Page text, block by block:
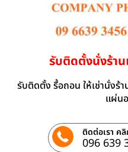
รับติดตั้งนั่งร้า
รับติดตั้ง รื้อถอน ให้เช่านั่งร้
แผ่น
ติดต่อเรา ค
096 639